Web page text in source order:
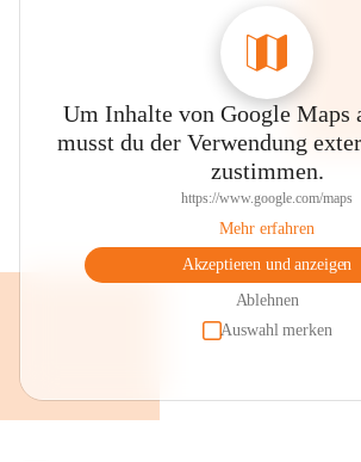
Um Inhalte von Google Maps
musst du der Verwendung
zustimmen.
https://www.google.com/maps
Mehr erfahren
Akzeptieren und anzeigen
Ablehnen
Auswahl merken